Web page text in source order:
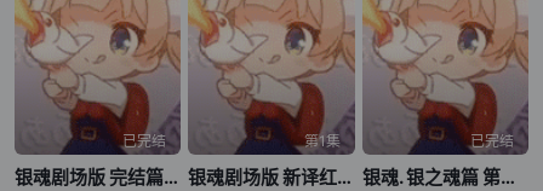
已完结
银魂剧场版 完结篇 万事屋永不落
第1集
银魂剧场版 新译红樱篇
已完结
银魂. 银之魂篇 第二季